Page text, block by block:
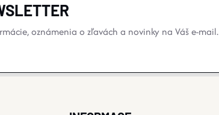
oznámenia o zľavách a novinky na Váš e-mail.